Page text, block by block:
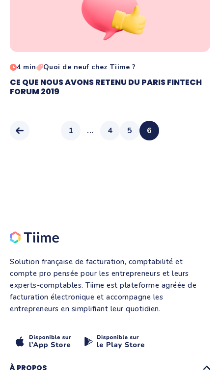
4 min Quoi de neuf chez Tiime ?
CE QUE NOUS AVONS RETENU DU PARIS FINTECH
FORUM 2019
1 ... 4 5 6
Solution française de facturation, comptabilité et
compte pro pensée pour les entrepreneurs et leurs
experts-comptables. Tiime est plateforme agréée de
facturation électronique et accompagne les
entrepreneurs en simplifiant leur quotidien.
À PROPOS